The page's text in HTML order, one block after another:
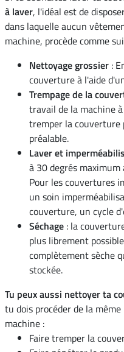
à laver, l'idéal est de
dans laquelle aucun
machine, procède comme
Nettoyage grossier :
couverture à l'aide
Trempage de la
travail de la machine
tremper la couverture
préalable.
Laver et
à 30 degrés
Pour les couvertures
un soin
couverture, un cycle
Séchage : la
plus librement
complètement sèche
stockée.
Tu peux aussi nettoyer ta
tu dois procéder de la
machine :
Faire tremper la